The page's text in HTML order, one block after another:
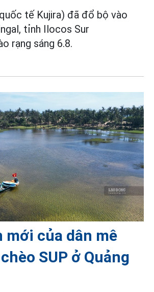
tế Kujira) đã đổ bộ vào
tỉnh Ilocos Sur
rạng sáng 6.8.
mới của dân mê
SUP ở Quảng